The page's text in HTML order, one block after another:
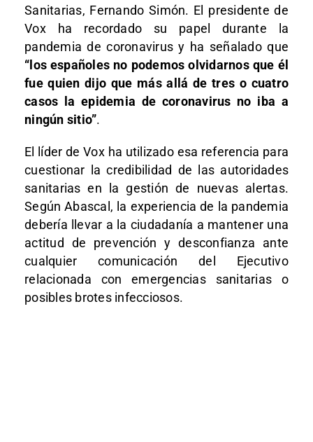
Sanitarias, Fernando Simón. El presidente de
Vox ha recordado su papel durante la
pandemia de coronavirus y ha señalado que
“los españoles no podemos olvidarnos que él
fue quien dijo que más allá de tres o cuatro
casos la epidemia de coronavirus no iba a
ningún sitio”.
El líder de Vox ha utilizado esa referencia para
cuestionar la credibilidad de las autoridades
sanitarias en la gestión de nuevas alertas.
Según Abascal, la experiencia de la pandemia
debería llevar a la ciudadanía a mantener una
actitud de prevención y desconfianza ante
cualquier comunicación del Ejecutivo
relacionada con emergencias sanitarias o
posibles brotes infecciosos.